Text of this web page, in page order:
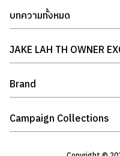
บทความทั้งหมด
JAKE LAH TH OWNER
Brand
Campaign Collections